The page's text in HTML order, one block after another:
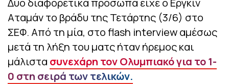
Δύο διαφορετικά πρόσωπα είχε ο Εργκίν
Αταμάν το βράδυ της Τετάρτης (3/6) στο
ΣΕΦ. Από τη μία, στο flash interview αμέσως
μετά τη λήξη του ματς ήταν ήρεμος και
μάλιστα συνεχάρη τον Ολυμπιακό για το 1-
0 στη σειρά των τελικών.